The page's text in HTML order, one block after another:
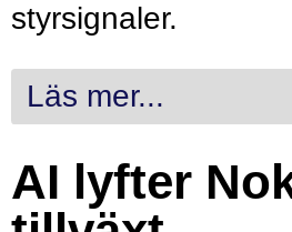
styrsignaler.
Läs mer...
AI lyfter